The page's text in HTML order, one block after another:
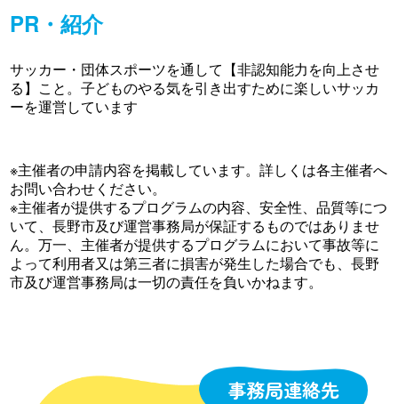
PR・紹介
サッカー・団体スポーツを通して【非認知能力を向上させ
る】こと。子どものやる気を引き出すために楽しいサッカ
ーを運営しています
※主催者の申請内容を掲載しています。詳しくは各主催者へ
お問い合わせください。
※主催者が提供するプログラムの内容、安全性、品質等につ
いて、長野市及び運営事務局が保証するものではありませ
ん。万一、主催者が提供するプログラムにおいて事故等に
よって利用者又は第三者に損害が発生した場合でも、長野
市及び運営事務局は一切の責任を負いかねます。
事務局連絡先